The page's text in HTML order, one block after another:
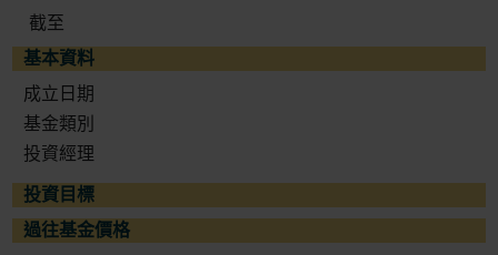
截至
基本資料
成立日期
基金類別
投資經理
投資目標
過往基金價格